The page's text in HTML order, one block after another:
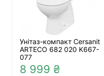
Унітаз-компакт Cersanit
ARTECO 682 020 K667-
077
8 999 ₴